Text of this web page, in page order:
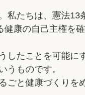
私たちは、憲法13
健康の自己主権を確
したことを可能に
うものです。
ごと健康づくりを